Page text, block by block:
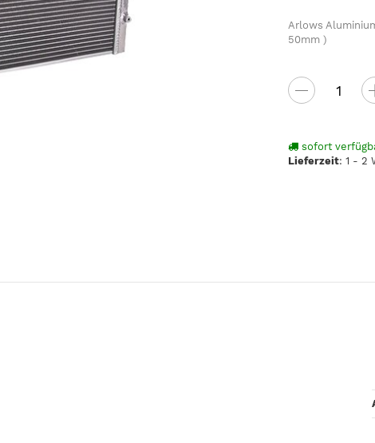
Arlows
50mm )
sofort
Lieferzeit:1 - 2